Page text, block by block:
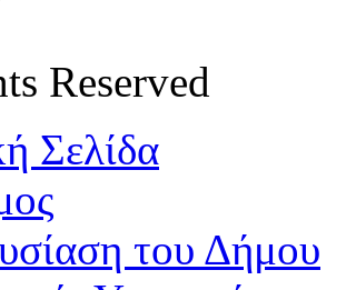
Reserved
Σελίδα
του Δήμου